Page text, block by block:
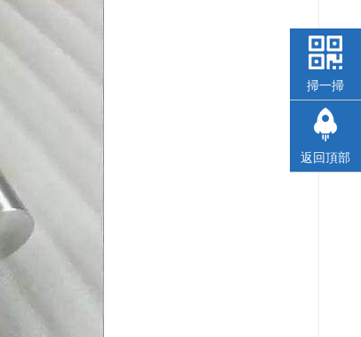
掃一掃
返回頂部